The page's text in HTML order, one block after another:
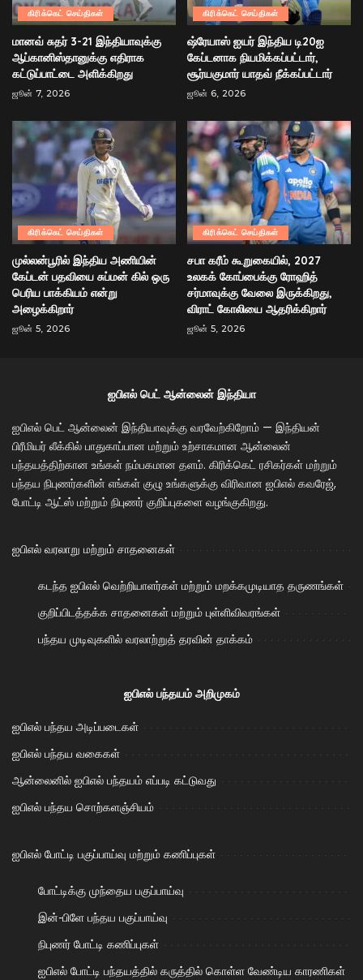
கிரிக்கெட் செய்திகள்
மானவ் சுதர் 3-21 இந்தியாவுக்கு
ஆப்கானிஸ்தானுக்கு எதிராக
கட்டுப்பாட்டை அளிக்கிறது
ஜூன் 7, 2026
கிரிக்கெட் செய்திகள்
ஷ்ரேயாஸ் ஐயர் இந்திய டி20ஐ
கேப்டனாக நியமிக்கப்பட்டார்,
சூர்யகுமார் யாதவ் நீக்கப்பட்டார்
ஜூன் 6, 2026
கிரிக்கெட் செய்திகள்
முல்லன்பூரில் இந்திய அணியின்
கேப்டன் பதவியை சுப்மன் கில் ஒரு
பெரிய பாக்கியம் என்று
அழைக்கிறார்
ஜூன் 5, 2026
கிரிக்கெட் செய்திகள்
சபா கரீம் கூறுகையில், 2027
உலகக் கோப்பைக்கு ரோஹித்
சர்மாவுக்கு வேலை இருக்கிறது,
விராட் கோலியை ஆதரிக்கிறார்
ஜூன் 5, 2026
ஐபிஎல் பெட் ஆன்லைன் இந்தியா
ஐபிஎல் பெட் ஆன்லைன் இந்தியாவுக்கு வரவேற்கிறோம் — இந்தியன்
பிரீமியர் லீக்கில் பாதுகாப்பான மற்றும் உற்சாகமான ஆன்லைன்
பந்தயத்திற்கான உங்கள் நம்பகமான தளம். கிரிக்கெட் ரசிகர்கள் மற்றும்
பந்தய நிபுணர்களின் எங்கள் குழு உங்களுக்கு விரிவான ஐபிஎல் கவரேஜ்,
போட்டி ஆட்ஸ் மற்றும் நிபுணர் குறிப்புகளை வழங்குகிறது.
ஐபிஎல் வரலாறு மற்றும் சாதனைகள்
கடந்த ஐபிஎல் வெற்றியாளர்கள் மற்றும் மறக்கமுடியாத தருணங்கள்
குறிப்பிடத்தக்க சாதனைகள் மற்றும் புள்ளிவிவரங்கள்
பந்தய முடிவுகளில் வரலாற்றுத் தரவின் தாக்கம்
ஐபிஎல் பந்தயம் அறிமுகம்
ஐபிஎல் பந்தய அடிப்படைகள்
ஐபிஎல் பந்தய வகைகள்
ஆன்லைனில் ஐபிஎல் பந்தயம் எப்படி கட்டுவது
ஐபிஎல் பந்தய சொற்களஞ்சியம்
ஐபிஎல் போட்டி பகுப்பாய்வு மற்றும் கணிப்புகள்
போட்டிக்கு முந்தைய பகுப்பாய்வு
இன்-பிளே பந்தய பகுப்பாய்வு
நிபுணர் போட்டி கணிப்புகள்
ஐபிஎல் போட்டி பந்தயத்தில் கருத்தில் கொள்ள வேண்டிய காரணிகள்